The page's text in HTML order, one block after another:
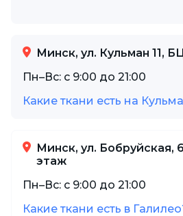
Минск, ул. Кульман 11,
Пн–Вс: с 9:00 до 21:00
Какие ткани есть на
Минск, ул. Бобруйская,
этаж
Пн–Вс: с 9:00 до 21:00
Какие ткани есть в